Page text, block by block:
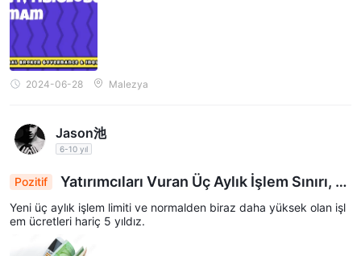
2024-06-28 Malezya
Jason池
6-10 yıl
Pozitif
Yatırımcıları Vuran Üç Aylık İşlem Sınırı, D
aha Yüksek Ücretler Endişe Yaratıyor
Yeni üç aylık işlem limiti ve normalden biraz daha yüksek olan işl
em ücretleri hariç 5 yıldız.